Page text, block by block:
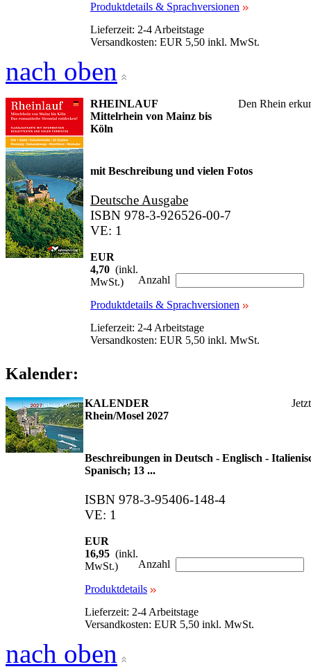
Produktdetails & Sprachversionen
Lieferzeit: 2-4 Arbeitstage
Versandkosten: EUR 5,50 inkl. MwSt.
nach oben
RHEINLAUF
Mittelrhein von Mainz bis
Köln
Den Rhein
mit Beschreibung und vielen Fotos
Deutsche Ausgabe
ISBN 978-3-926526-00-7
VE: 1
EUR
4,70 (inkl.
MwSt.)
Anzahl
Produktdetails & Sprachversionen
Lieferzeit: 2-4 Arbeitstage
Versandkosten: EUR 5,50 inkl. MwSt.
Kalender:
KALENDER
Rhein/Mosel 2027
Beschreibungen in Deutsch - Englisch -
Spanisch; 13 ...
ISBN 978-3-95406-148-4
VE: 1
EUR
16,95 (inkl.
MwSt.)
Anzahl
Produktdetails
Lieferzeit: 2-4 Arbeitstage
Versandkosten: EUR 5,50 inkl. MwSt.
nach oben